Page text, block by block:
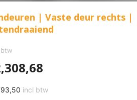
| Vaste deur rechts |
incl btw